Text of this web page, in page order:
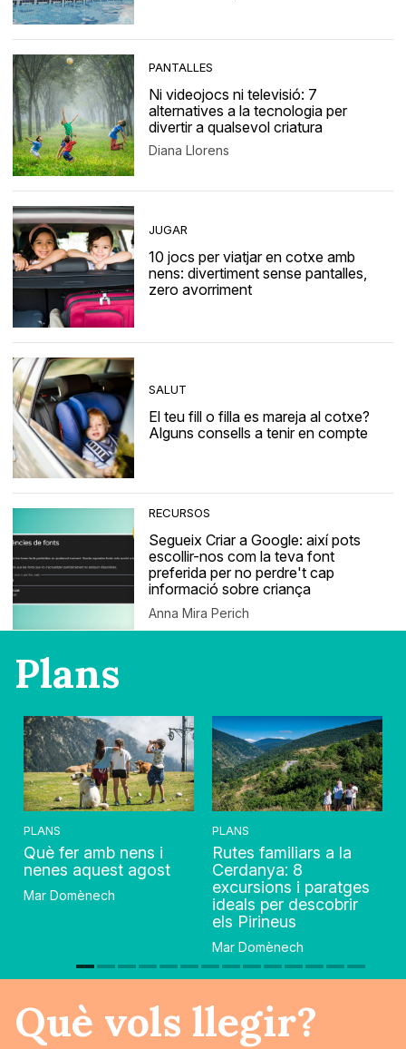
PANTALLES
Ni videojocs ni televisió: 7
alternatives a la tecnologia per
divertir a qualsevol criatura
Diana Llorens
JUGAR
10 jocs per viatjar en cotxe amb
nens: divertiment sense pantalles,
zero avorriment
SALUT
El teu fill o filla es mareja al cotxe?
Alguns consells a tenir en compte
RECURSOS
Segueix Criar a Google: així pots
escollir-nos com la teva font
preferida per no perdre't cap
informació sobre criança
Anna Mira Perich
Plans
PLANS
Què fer amb nens i
nenes aquest agost
Mar Domènech
PLANS
Rutes familiars a la
Cerdanya: 8
excursions i paratges
ideals per descobrir
els Pirineus
Mar Domènech
Què vols llegir?